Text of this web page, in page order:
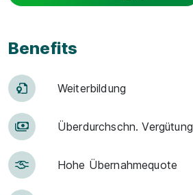
Benefits
Weiter­bildung
Über­durch­schn. Ver­gü­tung
Hohe Über­nah­me­quote